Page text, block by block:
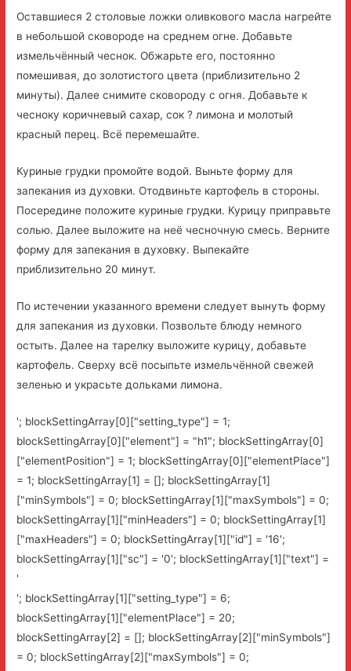
Оставшиеся 2 столовые ложки оливкового масла нагрейте
в небольшой сковороде на среднем огне. Добавьте
измельчённый чеснок. Обжарьте его, постоянно
помешивая, до золотистого цвета (приблизительно 2
минуты). Далее снимите сковороду с огня. Добавьте к
чесноку коричневый сахар, сок ? лимона и молотый
красный перец. Всё перемешайте.
Куриные грудки промойте водой. Выньте форму для
запекания из духовки. Отодвиньте картофель в стороны.
Посередине положите куриные грудки. Курицу приправьте
солью. Далее выложите на неё чесночную смесь. Верните
форму для запекания в духовку. Выпекайте
приблизительно 20 минут.
По истечении указанного времени следует вынуть форму
для запекания из духовки. Позвольте блюду немного
остыть. Далее на тарелку выложите курицу, добавьте
картофель. Сверху всё посыпьте измельчённой свежей
зеленью и украсьте дольками лимона.
'; blockSettingArray[0]["setting_type"] = 1;
blockSettingArray[0]["element"] = "h1"; blockSettingArray[0]
["elementPosition"] = 1; blockSettingArray[0]["elementPlace"]
= 1; blockSettingArray[1] = []; blockSettingArray[1]
["minSymbols"] = 0; blockSettingArray[1]["maxSymbols"] = 0;
blockSettingArray[1]["minHeaders"] = 0; blockSettingArray[1]
["maxHeaders"] = 0; blockSettingArray[1]["id"] = '16';
blockSettingArray[1]["sc"] = '0'; blockSettingArray[1]["text"] =
'
'; blockSettingArray[1]["setting_type"] = 6;
blockSettingArray[1]["elementPlace"] = 20;
blockSettingArray[2] = []; blockSettingArray[2]["minSymbols"]
= 0; blockSettingArray[2]["maxSymbols"] = 0;